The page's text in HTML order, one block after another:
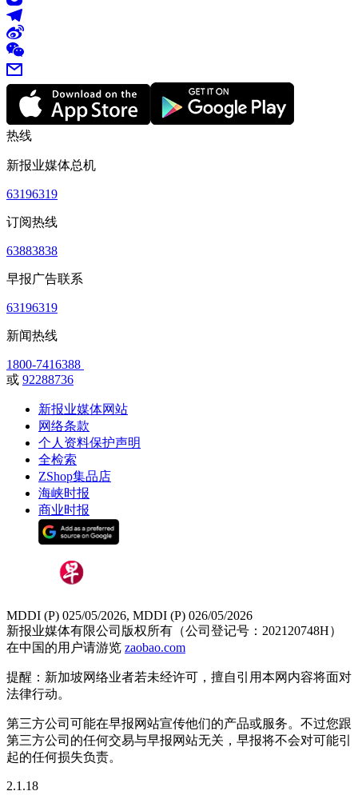
热线
新报业媒体总机
63196319
订阅热线
63883838
早报广告联系
63196319
新闻热线
1800-7416388
或 92288736
新报业媒体网站
网络条款
个人资料保护声明
全检索
ZShop集品店
海峡时报
商业时报
MDDI (P) 025/05/2026, MDDI (P) 026/05/2026
新报业媒体有限公司版权所有（公司登记号：202120748H）
在中国的用户请游览 zaobao.com
提醒：新加坡网络业者若未经许可，擅自引用本网内容将面对
法律行动。
第三方公司可能在早报网站宣传他们的产品或服务。不过您跟
第三方公司的任何交易与早报网站无关，早报将不会对可能引
起的任何损失负责。
2.1.18